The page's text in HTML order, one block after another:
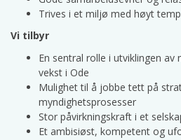
Trives i et miljø med høyt
Vi tilbyr
En sentral rolle i utviklingen av
vekst i Ode
Mulighet til å jobbe tett på
myndighetsprosesser
Stor påvirkningskraft i et
Et ambisiøst, kompetent og